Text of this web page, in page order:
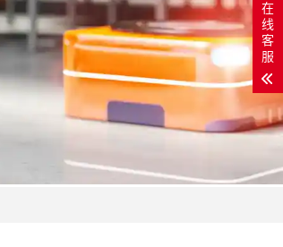
在
线
客
服